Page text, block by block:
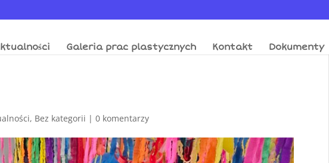
Galeria prac plastycznych Kontakt Dokumenty
, Bez kategorii |0 komentarzy